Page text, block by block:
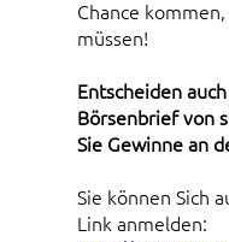
Chance
müssen!
Entscheiden
Börsenbrief von
Sie Gewinne an
Sie können Sich
Link anmelden: